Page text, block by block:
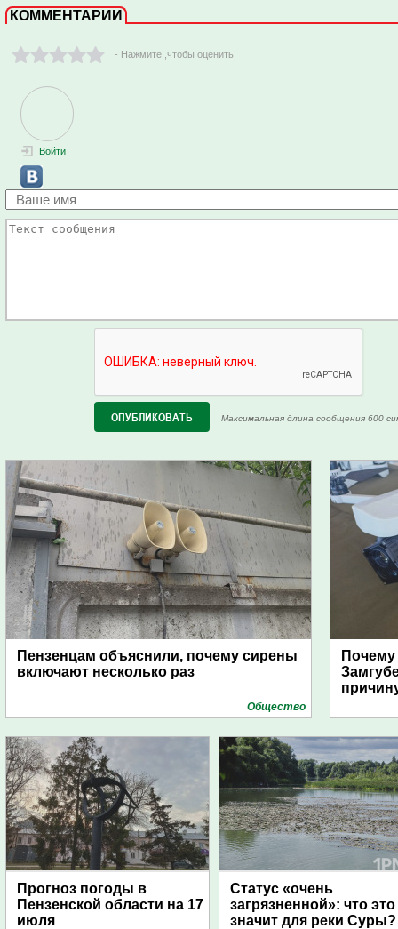
КОММЕНТАРИИ
- Нажмите ,чтобы оценить
Войти
Максимальная длина сообщения 600
Пензенцам объяснили, почему сирены
включают несколько раз
Общество
Прогноз погоды в
Пензенской области на 17
июля
Статус «очень
загрязненной»: что это
значит для реки Суры?